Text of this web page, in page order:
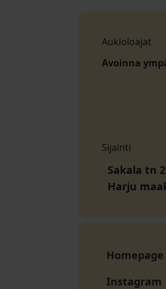
Aukioloajat
Avoinna
Sijainti
Sakala tn
Harju
Homepage
Instagram